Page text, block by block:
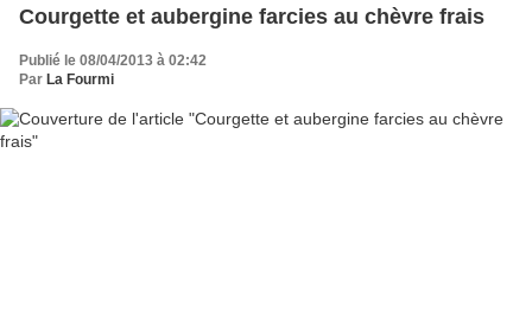
Courgette et aubergine farcies au chèvre frais
Publié le 08/04/2013 à 02:42
Par La Fourmi